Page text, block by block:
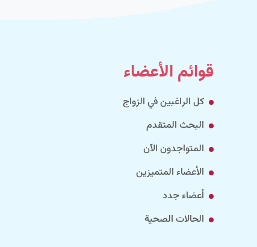
قوائم الأعضاء
كل الراغبين في الزواج
البحث المتقدم
المتواجدون الآن
الأعضاء المتميزين
أعضاء جدد
الحالات الصحية